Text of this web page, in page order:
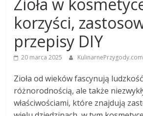
Zioła w
korzyści,
przepisy DIY
20 marca 2025
Zioła od wieków fascynują
różnorodnością, ale także
właściwościami, które znajdują